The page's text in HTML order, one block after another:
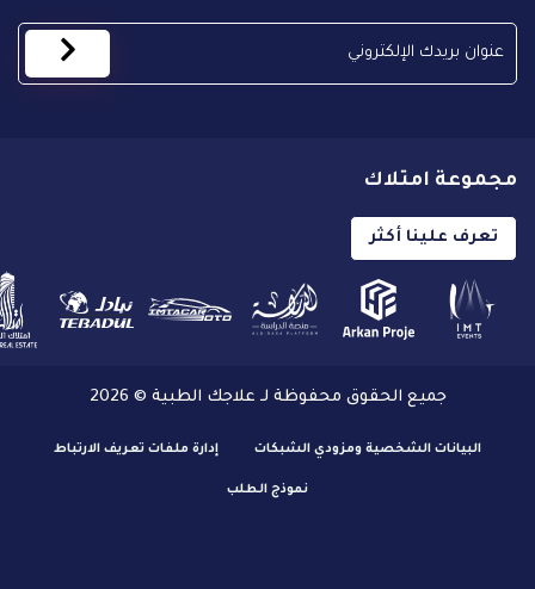
مجموعة امتلاك
تعرف علينا أكثر
جميع الحقوق محفوظة لـ علاجك الطبية © 2026
البيانات الشخصية ومزودي الشبكات إدارة ملفات تعريف الارتباط
نموذج الطلب